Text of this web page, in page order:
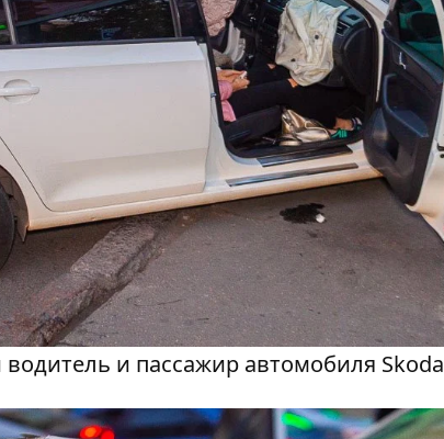
водитель и пассажир автомобиля Skoda